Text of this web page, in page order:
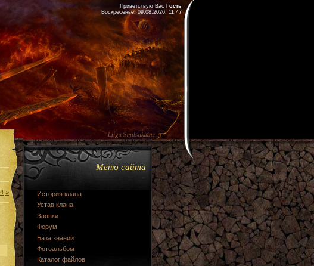
Приветствую Вас Гость
Воскресенье, 09.08.2026, 11:47
4 »
Меню сайта
История клана
Устав клана
Заявки
Форум
База знаний
Фотоальбом
Каталог файлов